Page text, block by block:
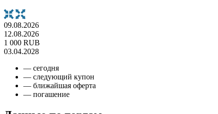
09.08.2026
12.08.2026
1 000 RUB
03.04.2028
— сегодня
— следующий купон
— ближайшая оферта
— погашение